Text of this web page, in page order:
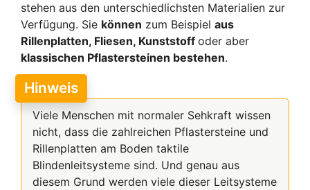
stehen aus den unterschiedlichsten Materialien zur
Verfügung. Sie können zum Beispiel aus
Rillenplatten, Fliesen, Kunststoff oder aber
klassischen Pflastersteinen bestehen.
Hinweis
Viele Menschen mit normaler Sehkraft wissen
nicht, dass die zahlreichen Pflastersteine und
Rillenplatten am Boden taktile
Blindenleitsysteme sind. Und genau aus
diesem Grund werden viele dieser Leitsysteme